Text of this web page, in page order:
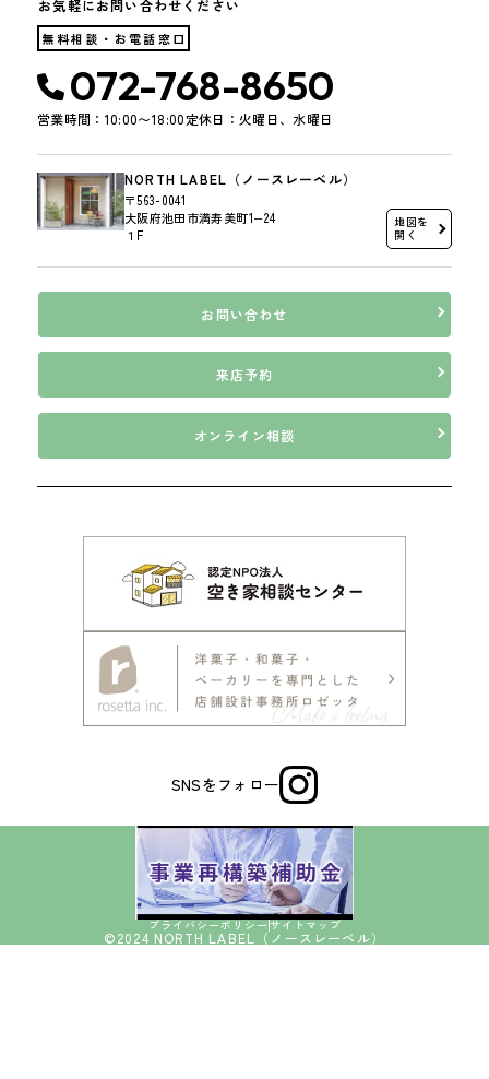
お気軽にお問い合わせください
無料相談・お電話窓口
072-768-8650
営業時間：10:00〜18:00定休日：火曜日、水曜日
NORTH LABEL（ノースレーベル）
〒563-0041
大阪府池田市満寿美町1−24
１F
地図を
開く
お問い合わせ
来店予約
オンライン相談
SNSをフォロー
©2024 NORTH LABEL（ノースレーベル）
プライバシーポリシーサイトマップ